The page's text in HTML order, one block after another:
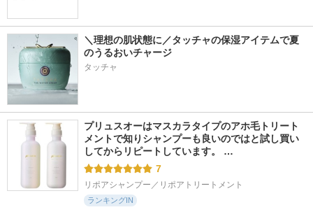
＼理想の肌状態に／タッチャの保湿アイテムで夏
のうるおいチャージ
タッチャ
プリュスオーはマスカラタイプのアホ毛トリート
メントで知りシャンプーも良いのではと試し買い
してからリピートしています。 …
7
リポアシャンプー／リポアトリートメント
ランキングIN